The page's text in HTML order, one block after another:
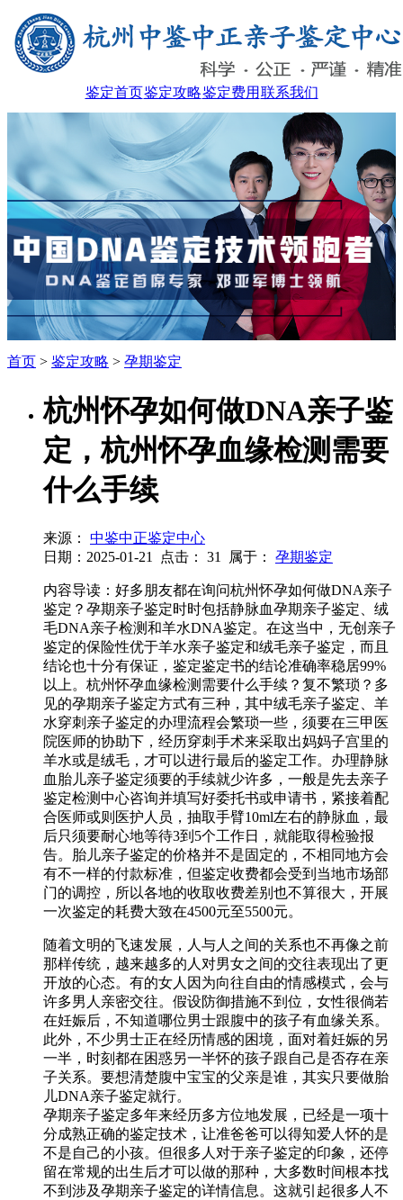
鉴定首页鉴定攻略鉴定费用 联系我们
首页 > 鉴定攻略 > 孕期鉴定
杭州怀孕如何做DNA亲子鉴
定，杭州怀孕血缘检测需要
什么手续
来源：
中鉴中正鉴定中心
日期：2025-01-21
点击： 31 属于： 孕期鉴定
内容导读：好多朋友都在询问杭州怀孕如何做DNA亲子
鉴定？孕期亲子鉴定时时包括静脉血孕期亲子鉴定、绒
毛DNA亲子检测和羊水DNA鉴定。在这当中，无创亲子
鉴定的保险性优于羊水亲子鉴定和绒毛亲子鉴定，而且
结论也十分有保证，鉴定鉴定书的结论准确率稳居99%
以上。杭州怀孕血缘检测需要什么手续？复不繁琐？多
见的孕期亲子鉴定方式有三种，其中绒毛亲子鉴定、羊
水穿刺亲子鉴定的办理流程会繁琐一些，须要在三甲医
院医师的协助下，经历穿刺手术来采取出妈妈子宫里的
羊水或是绒毛，才可以进行最后的鉴定工作。办理静脉
血胎儿亲子鉴定须要的手续就少许多，一般是先去亲子
鉴定检测中心咨询并填写好委托书或申请书，紧接着配
合医师或则医护人员，抽取手臂10ml左右的静脉血，最
后只须要耐心地等待3到5个工作日，就能取得检验报
告。胎儿亲子鉴定的价格并不是固定的，不相同地方会
有不一样的付款标准，但鉴定收费都会受到当地市场部
门的调控，所以各地的收取收费差别也不算很大，开展
一次鉴定的耗费大致在4500元至5500元。
随着文明的飞速发展，人与人之间的关系也不再像之前
那样传统，越来越多的人对男女之间的交往表现出了更
开放的心态。有的女人因为向往自由的情感模式，会与
许多男人亲密交往。假设防御措施不到位，女性很倘若
在妊娠后，不知道哪位男士跟腹中的孩子有血缘关系。
此外，不少男士正在经历情感的困境，面对着妊娠的另
一半，时刻都在困惑另一半怀的孩子跟自己是否存在亲
子关系。要想清楚腹中宝宝的父亲是谁，其实只要做胎
儿DNA亲子鉴定就行。
孕期亲子鉴定多年来经历多方位地发展，已经是一项十
分成熟正确的鉴定技术，让准爸爸可以得知爱人怀的是
不是自己的小孩。但很多人对于亲子鉴定的印象，还停
留在常规的出生后才可以做的那种，大多数时间根本找
不到涉及孕期亲子鉴定的详情信息。这就引起很多人不